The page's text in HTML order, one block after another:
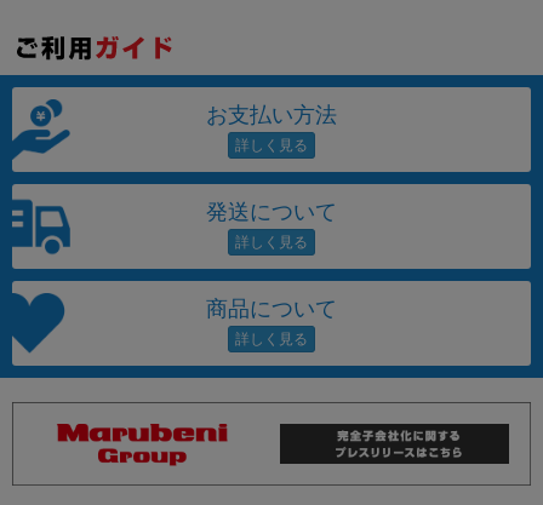
お支払い方法
発送について
商品について